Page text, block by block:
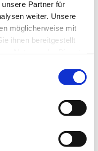
Partner für
weiter. Unsere
möglicherweise mit
ihnen bereitgestellt
74, 44628